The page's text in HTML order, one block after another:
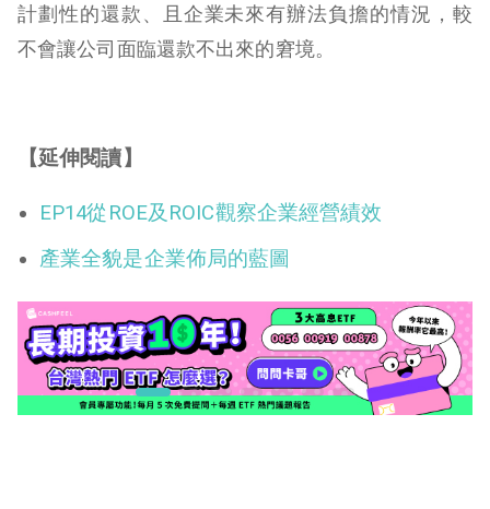
計劃性的還款、且企業未來有辦法負擔的情況，較
不會讓公司面臨還款不出來的窘境。
【延伸閱讀】
EP14從ROE及ROIC觀察企業經營績效
產業全貌是企業佈局的藍圖